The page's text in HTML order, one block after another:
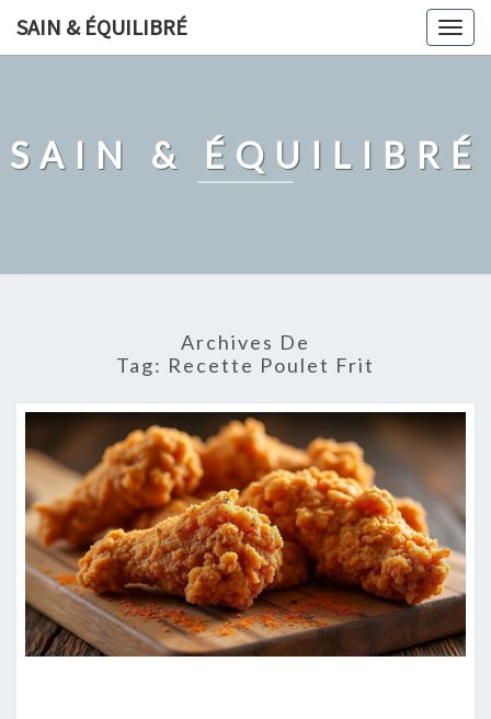
SAIN & ÉQUILIBRÉ
SAIN & ÉQUILIBRÉ
Archives De
Tag: Recette Poulet Frit